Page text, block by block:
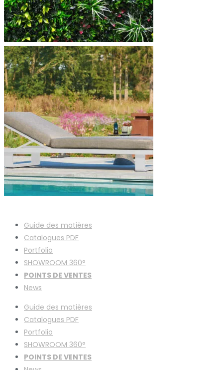
Guide des matières
Catalogues PDF
Portfolio
SHOWROOM 360°
POINTS DE VENTES
News
Guide des matières
Catalogues PDF
Portfolio
SHOWROOM 360°
POINTS DE VENTES